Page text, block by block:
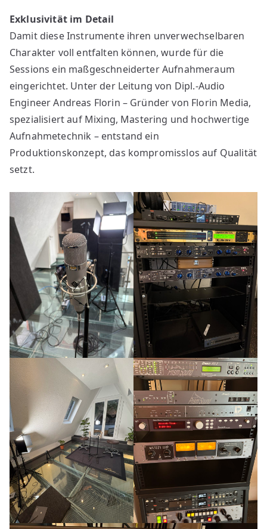
Exklusivität im Detail
Damit diese Instrumente ihren unverwechselbaren
Charakter voll entfalten können, wurde für die
Sessions ein maßgeschneiderter Aufnahmeraum
eingerichtet. Unter der Leitung von Dipl.-Audio
Engineer Andreas Florin – Gründer von Florin Media,
spezialisiert auf Mixing, Mastering und hochwertige
Aufnahmetechnik – entstand ein
Produktionskonzept, das kompromisslos auf Qualität
setzt.